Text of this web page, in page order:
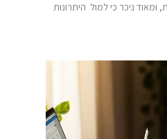
ומאוד ניכר כי למול היתרונות